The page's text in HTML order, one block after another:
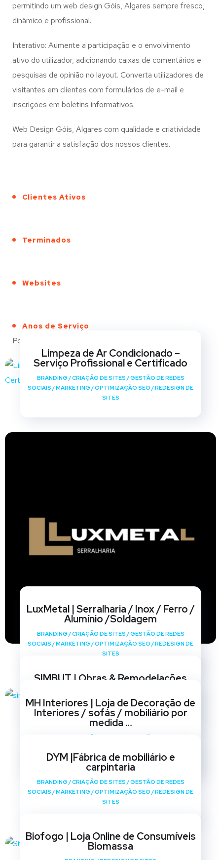
permitindo um web design Góis, Algares sempre fresco,
dinâmico e profissional.
Interativo: Aumente a participação e o envolvimento
ativo do utilizador, adicionando caixas de comentários e
pesquisas de opinião no layout. Converta utilizadores de
visitantes em clientes com formulários de e-mail e
inscrições em boletins informativos.
Web Design Góis, Algares com qualidade e criatividade
para garantir a satisfação dos nossos clientes.
Clientes Ativos
Terminados
Websites
Anos de Serviço
Portfólio
Limpeza de Ar Condicionado –
Serviço Profissional e Certificado
BRANDING /CRIAÇÃO DE SITES /GESTÃO DE REDES
SOCIAIS /MARKETING /OPTIMIZAÇÃO SEO /REDESIGN DE
SITES
LuxMetal | Serralharia / Inox / Ferro /
Alumínio /Soldagem
BRANDING /CRIAÇÃO DE SITES /GESTÃO DE REDES
SOCIAIS /MARKETING /OPTIMIZAÇÃO SEO /REDESIGN DE
SITES
SIMBUT | Obras & Remodelações
SOCIAIS /MARKETING OPTIMIZAÇÃO SEO/ REDESIGN DE
SITES
MH Interiores | Loja de Decoração de
Interiores / sofás / mobiliário por
medida …
SITES
DYM |Fábrica de mobiliário e
carpintaria
BRANDING /CRIAÇÃO DE SITES /GESTÃO DE REDES
SOCIAIS /MARKETING /OPTIMIZAÇÃO SEO /REDESIGN DE
SITES
Biofogo | Loja Online de Consumíveis
Biomassa